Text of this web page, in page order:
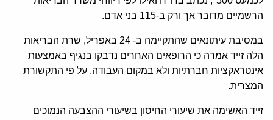
הרשמיים מדובר אך ורק ב-115 בני אדם.
במסיבת עיתונאים שהתקיימה ב- 24 באפריל, שרת הבריאות
הלה זייד אמרה כי הרופאים האחרים נדבקו בנגיף באמצעות
אינטראקציות חברתיות ולא במקום העבודה, על פי התקשורת
המצרית.
זייד האשימה את שיעורי החיסון בשיעורי ההצבעה הנמוכים